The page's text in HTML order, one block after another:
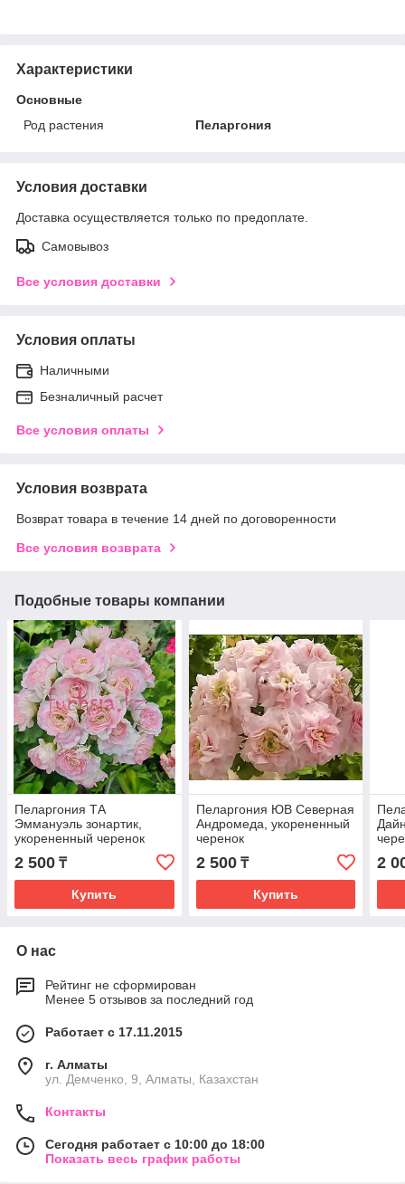
Характеристики
Основные
Род растения
Пеларгония
Условия доставки
Доставка осуществляется только по предоплате.
Самовывоз
Все условия доставки
Условия оплаты
Наличными
Безналичный расчет
Все условия оплаты
Условия возврата
Возврат товара в течение 14 дней по договоренности
Все условия возврата
Подобные товары компании
Пеларгония ТА
Эммануэль зонартик,
укорененный черенок
2 500 ₸
Купить
Пеларгония ЮВ Северная
Андромеда, укорененный
черенок
2 500₸
Купить
2
О нас
Рейтинг не сформирован
Менее 5 отзывов за последний год
Работает с 17.11.2015
г. Алматы
ул. Демченко, 9, Алматы, Казахстан
Контакты
Сегодня работает с 10:00 до 18:00
Показать весь график работы